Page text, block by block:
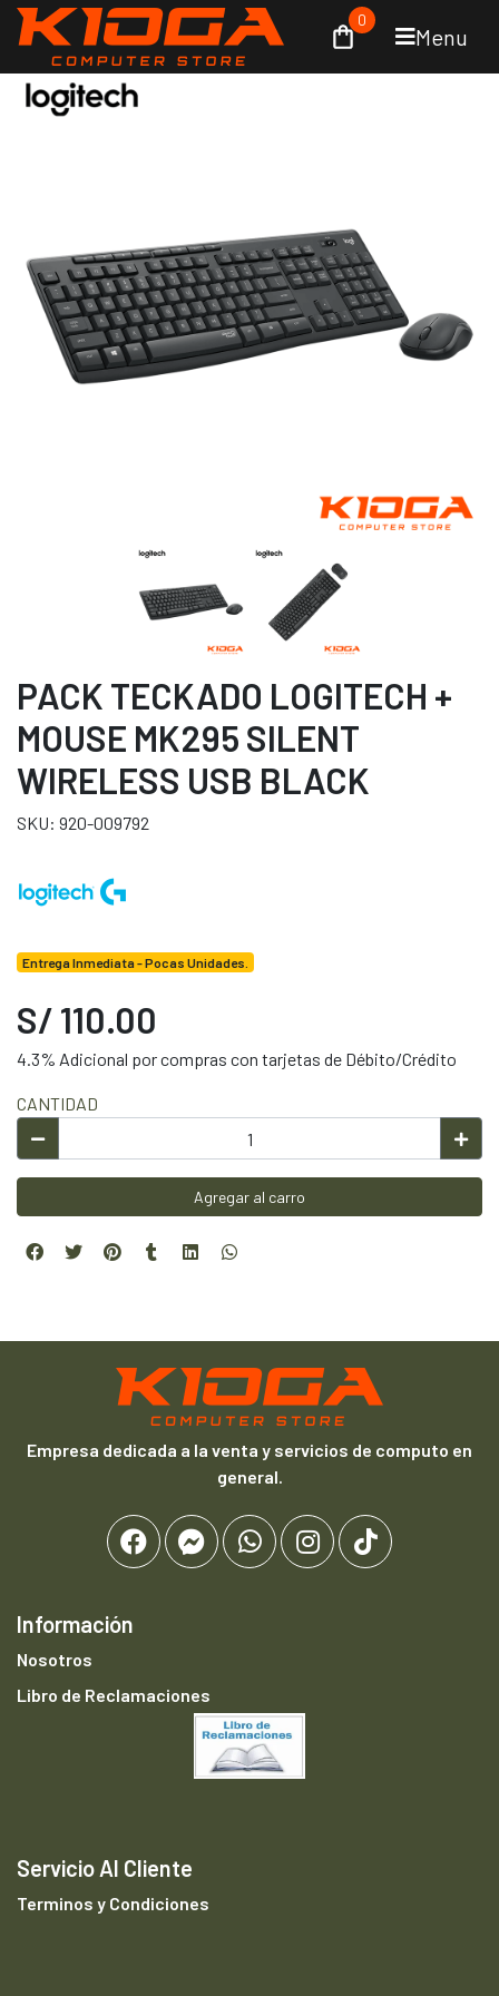
Menu
0
PACK TECKADO LOGITECH +
MOUSE MK295 SILENT
WIRELESS USB BLACK
SKU: 920-009792
Entrega Inmediata - Pocas Unidades.
S/ 110.00
4.3% Adicional por compras con tarjetas de Débito/Crédito
CANTIDAD
Agregar al carro
Empresa dedicada a la venta y servicios de computo en
general.
Información
Nosotros
Libro de Reclamaciones
Servicio Al Cliente
Terminos y Condiciones